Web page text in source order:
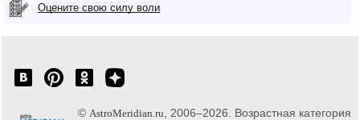
Оцените свою силу воли
© AstroMeridian.ru , 2006–2026. Возрастная категория